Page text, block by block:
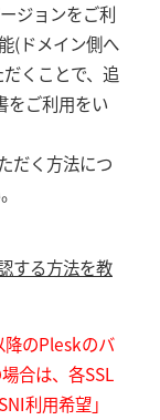
ジョンをご利
(ドメイン側へ
くことで、追
をご利用をい
だく方法につ
する方法を教
降のPleskのバ
合は、各SSL
利用希望」